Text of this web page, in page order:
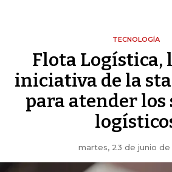
TECNOLOGÍA
Flota Logística,
iniciativa de la
para atender los
martes, 23 de junio